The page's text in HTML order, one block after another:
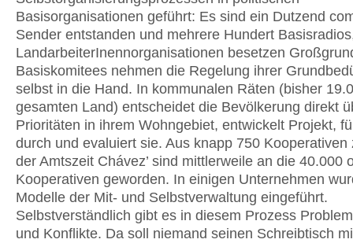
Basisorganisationen geführt: Es sind ein Dutzend
Sender entstanden und mehrere Hundert
LandarbeiterInennorganisationen besetzen
Basiskomitees nehmen die Regelung ihrer
selbst in die Hand. In kommunalen Räten (bisher
gesamten Land) entscheidet die Bevölkerung direkt
Prioritäten in ihrem Wohngebiet, entwickelt Projekt,
durch und evaluiert sie. Aus knapp 750 Kooperativen
der Amtszeit Chávez’ sind mittlerweile an die 40.000
Kooperativen geworden. In einigen Unternehmen
Modelle der Mit- und Selbstverwaltung eingeführt.
Selbstverständlich gibt es in diesem Prozess
und Konflikte. Da soll niemand seinen Schreibtisch